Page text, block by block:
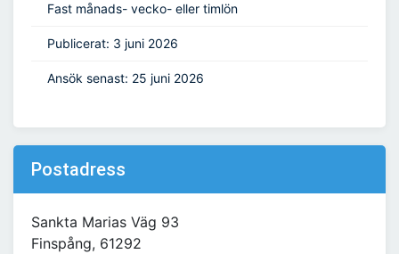
Fast månads- vecko- eller timlön
Publicerat: 3 juni 2026
Ansök senast: 25 juni 2026
Postadress
Sankta Marias Väg 93
Finspång, 61292